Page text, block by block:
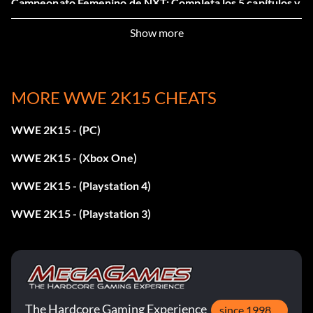
objetivos de NXT.
Completa todos los objetivos de «Bad Blood» (Triple H y
Campo de pruebas
Completa los cinco capítulos y objetivos de NXT.
Derrota a John Cena con las cinco superestrellas de NXT.
Show more
MORE WWE 2K15 CHEATS
WWE 2K15 - (PC)
WWE 2K15 - (Xbox One)
WWE 2K15 - (Playstation 4)
WWE 2K15 - (Playstation 3)
The Hardcore Gaming Experience since 1998